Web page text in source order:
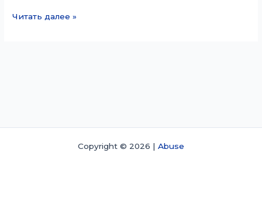
Пельвикахромис
Читать далее »
Copyright © 2026 | Abuse